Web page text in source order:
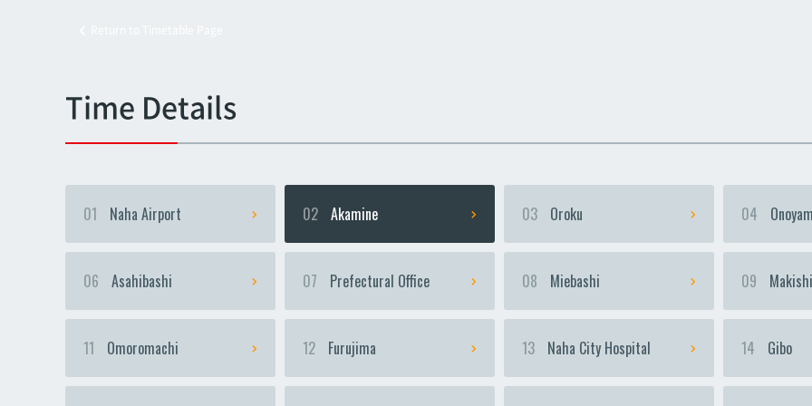
Time Details
01 Naha Airport 02 Akamine 03 Oroku 04
06 Asahibashi 07 Prefectural Office 08 Miebashi 09 Makishi
11 Omoromachi 12 Furujima 13 Naha City Hospital 14 Gibo